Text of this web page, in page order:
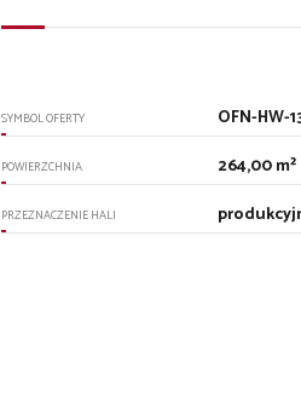
SYMBOL OFERTY OFN-HW-
POWIERZCHNIA 264,00 m²
PRZEZNACZENIE HALI